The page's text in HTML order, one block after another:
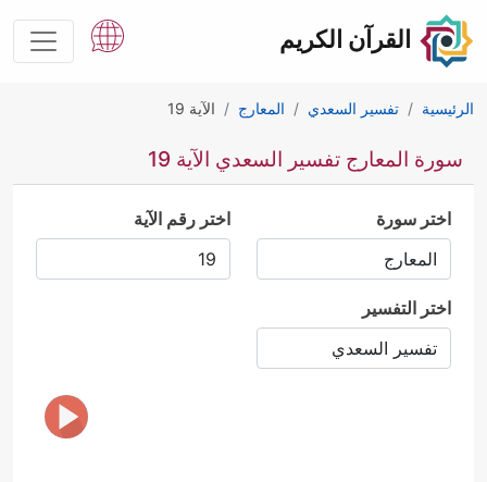
القرآن الكريم
الرئيسية تفسير السعدي المعارج الآية 19
سورة المعارج تفسير السعدي الآية 19
اختر سورة اختر رقم الآية
اختر التفسير